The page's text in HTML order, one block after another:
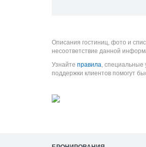
Описания гостиниц, фото и
несоответствие данной
Узнайте правила, специальные
поддержки клиентов помогут